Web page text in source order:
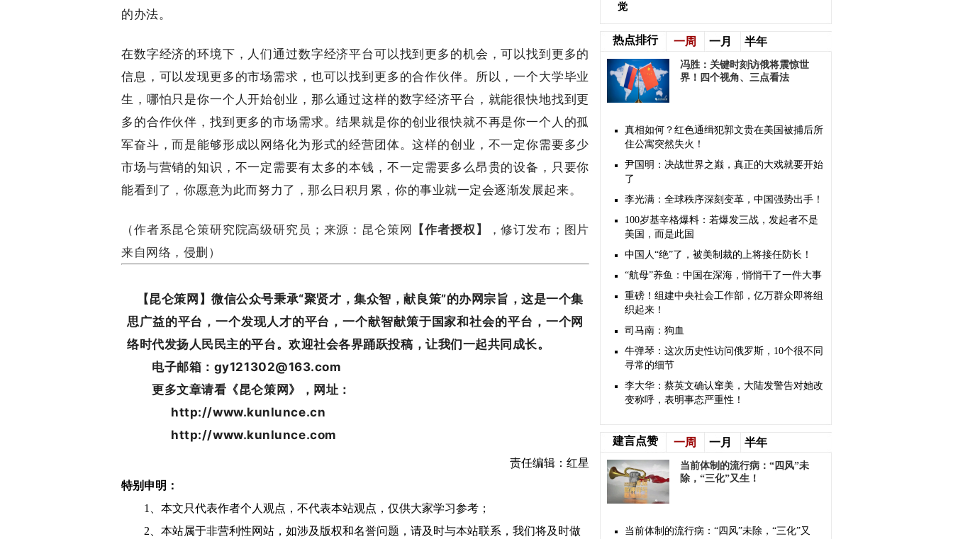
的办法。
在数字经济的环境下，人们通过数字经济平台可以找到更多的机会，可以找到更多的
信息，可以发现更多的市场需求，也可以找到更多的合作伙伴。所以，一个大学毕业
生，哪怕只是你一个人开始创业，那么通过这样的数字经济平台，就能很快地找到更
多的合作伙伴，找到更多的市场需求。结果就是你的创业很快就不再是你一个人的孤
军奋斗，而是能够形成以网络化为形式的经营团体。这样的创业，不一定你需要多少
市场与营销的知识，不一定需要有太多的本钱，不一定需要多么昂贵的设备，只要你
能看到了，你愿意为此而努力了，那么日积月累，你的事业就一定会逐渐发展起来。
（作者系昆仑策研究院高级研究员； 来源： 昆仑策网 【作者授权】 ，修订发布； 图片
来自网络，侵删）
【昆仑策网】微信公众号秉承“聚贤才，集众智，献良策”的办网宗旨，这是一个集
思广益的平台，一个发现人才的平台，一个献智献策于国家和社会的平台，一个网
络时代发扬人民民主的平台。欢迎社会各界踊跃投稿，让我们一起共同成长。
电子邮箱：gy121302@163.com
更多文章请看《昆仑策网》，网址：
http://www.kunlunce.cn
http://www.kunlunce.com
责任编辑：红星
特别申明：
1、本文只代表作者个人观点，不代表本站观点，仅供大家学习参考；
2、本站属于非营利性网站，如涉及版权和名誉问题，请及时与本站联系，我们将及时做
觉
热点排行 一周 一月 半年
冯胜：关键时刻访俄将震惊世
界！四个视角、三点看法
真相如何？红色通缉犯郭文贵在美国被捕后所
住公寓突然失火！
尹国明：决战世界之巅，真正的大戏就要开始
了
李光满：全球秩序深刻变革，中国强势出手！
100岁基辛格爆料：若爆发三战，发起者不是
美国，而是此国
中国人“绝”了，被美制裁的上将接任防长！
“航母”养鱼：中国在深海，悄悄干了一件大事
重磅！组建中央社会工作部，亿万群众即将组
织起来！
司马南：狗血
牛弹琴：这次历史性访问俄罗斯，10个很不同
寻常的细节
李大华：蔡英文确认窜美，大陆发警告对她改
变称呼，表明事态严重性！
建言点赞 一周 一月 半年
​当前体制的流行病：“四风”未
除，“三化”又生！
​当前体制的流行病：“四风”未除，“三化”又